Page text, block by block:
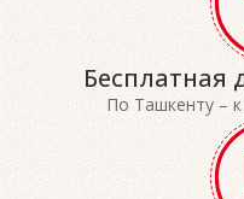
Бесплатная
По Ташкенту –